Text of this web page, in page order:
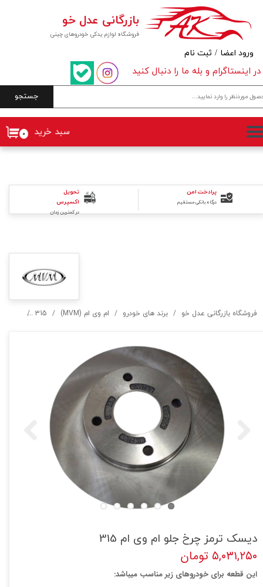
فروشگاه لوازم یدکی خودروهای چینی
بازرگانی عدل خو
جستجو
۰ سبد خرید
در اینستاگرام و بله ما را دنبال کنید
ورود اعضا / ثبت نام
حساب کاربری من
تغییر گذر واژه
سفارشات
خروج از حساب کاربری
فروشگاه بازرگانی عدل خو برند های خودرو ام وی ام (MVM) 315
دیسک ترمز چرخ جلو ام وی ام 315
۵,۰۳۱,۲۵۰ تومان
این قطعه برای خودروهای زیر مناسب میباشد:
تحویل
اکسپرس
در کمترین زمان
پرادخت امن
درگاه بانکی مستقیم